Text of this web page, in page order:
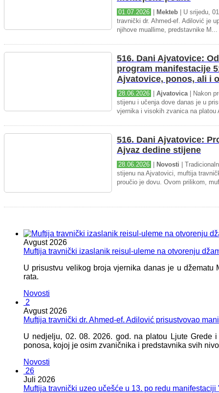
01.07.2026 Mekteb | U srijedu,
travnički dr. Ahmed-ef. Adilović je
njihove muallime, predstavnike M...
516. Dani Ajvatovice:
program manifestacije
Ajvatovice, ponos, ali i
28.06.2026 Ajvatovica| Nakon
stijenu i učenja dove danas je u
vjernika i visokih zvanica na platou
516. Dani Ajvatovice:
Ajvaz dedine stijene
28.06.2026 Novosti |
stijenu na Ajvatovici, muftija
proučio je dovu. Ovom prilikom,
Avgust 2026
Muftija travnički izaslanik reisul-uleme na otvorenju
U prisustvu velikog broja vjernika danas je u
rata.
Novosti
2
Avgust 2026
Muftija travnički dr. Ahmed-ef. Adilović prisustvovao
U nedjelju, 02. 08. 2026. god. na platou Ljute
ponosa, kojoj je osim zvaničnika i predstavnika svih
Novosti
26
Juli 2026
Muftija travnički uzeo učešće u 13. po redu